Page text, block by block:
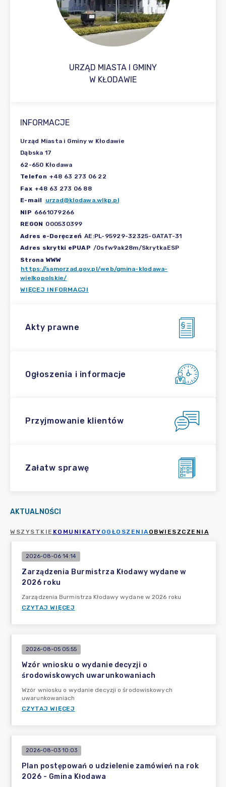
URZĄD MIASTA I GMINY
W KŁODAWIE
INFORMACJE
Urząd Miasta i Gminy w Kłodawie
Dąbska 17
62-650 Kłodawa
Telefon +48 63 273 06 22
Fax +48 63 273 06 88
E-mail
urzad@klodawa.wlkp.pl
NIP 6661079266
REGON 000530399
Adres e-Doręczeń AE:PL-95929-32325-GATAT-31
Adres skrytki ePUAP /0sfw9ak28m/SkrytkaESP
Strona WWW
https://samorzad.gov.pl/web/gmina-klodawa-
wielkopolskie/
WIĘCEJ INFORMACJI
Akty prawne
Ogłoszenia i informacje
Przyjmowanie klientów
Załatw sprawę
AKTUALNOŚCI
WSZYSTKIE KOMUNIKATY OGŁOSZENIA OBWIESZCZENIA
2026-08-06 14:14
Zarządzenia Burmistrza Kłodawy wydane w
2026 roku
Zarządzenia Burmistrza Kłodawy wydane w 2026 roku
CZYTAJ WIĘCEJ
2026-08-05 05:55
Wzór wniosku o wydanie decyzji o
środowiskowych uwarunkowaniach
Wzór wniosku o wydanie decyzji o środowiskowych
uwarunkowaniach
CZYTAJ WIĘCEJ
2026-08-03 10:03
Plan postępowań o udzielenie zamówień na rok
2026 - Gmina Kłodawa